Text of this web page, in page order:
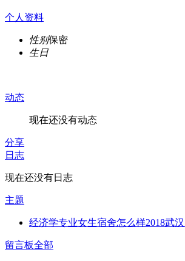
个人资料
性别保密
生日
动态
现在还没有动态
分享
日志
现在还没有日志
主题
经济学专业女生宿舍怎么样2018武
留言板全部